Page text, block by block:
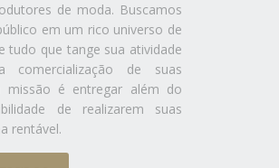
de moda. Buscamos
em um rico universo de
tudo que tange sua atividade
de suas
missão é entregar além do
de realizarem suas
rentável.